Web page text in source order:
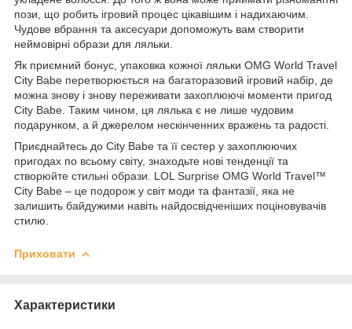
пози, що робить ігровий процес цікавішим і надихаючим.
Чудове вбрання та аксесуари допоможуть вам створити
неймовірні образи для ляльки.
Як приємний бонус, упаковка кожної ляльки OMG World Travel
City Babe перетворюється на багаторазовий ігровий набір, де
можна знову і знову переживати захоплюючі моменти пригод
City Babe. Таким чином, ця лялька є не лише чудовим
подарунком, а й джерелом нескінченних вражень та радості.
Приєднайтесь до City Babe та її сестер у захоплюючих
пригодах по всьому світу, знаходьте нові тенденції та
створюйте стильні образи. LOL Surprise OMG World Travel™
City Babe – це подорож у світ моди та фантазії, яка не
залишить байдужими навіть найдосвідченіших поціновувачів
стилю.
Приховати
Характеристики